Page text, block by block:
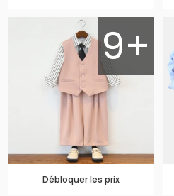
9+
Débloquer les prix